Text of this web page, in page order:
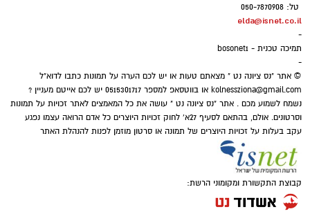
12.08.2026 – מייקל סרטים בנס ציונה
סרט ביוגרפי המתאר את חייו, הקריירה והמורשת
של מייקל ג׳קסון, מילדותו ועד הפיכתו לאחד
טל: 050-7870908
elda@isnet.co.il
-
תמיכה טכנית - bosonet1
-
© אתר "נס ציונה נט " מצאתם טעות או יש לכם הערה על תמונות כתבו לדוא"ל
kolnessziona@gmail.com
או בווטסאפ למספר 0515301717 יש לכם אייטם מעניין ?
נשמח לשמוע מכם . אתר "נס ציונה נט " עושה את כל המאמצים לאתר זכויות על תמונות
וסרטונים. אולם, בהתאם לסעיף 27א' לחוק זכויות היוצרים כל אדם הרואה עצמו נפגע
עקב בעלות על זכויות היוצרים של תמונה או סרטון מוזמן לפנות להנהלת האתר
קבוצת התקשורת ומקומוני הרשת: